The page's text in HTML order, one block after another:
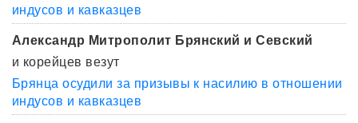
индусов и кавказцев
Александр Митрополит Брянский и Севский
и корейцев везут
Брянца осудили за призывы к насилию в отношении
индусов и кавказцев